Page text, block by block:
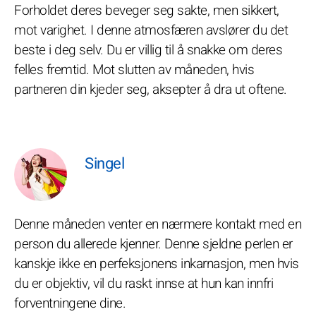
Forholdet deres beveger seg sakte, men sikkert,
mot varighet. I denne atmosfæren avslører du det
beste i deg selv. Du er villig til å snakke om deres
felles fremtid. Mot slutten av måneden, hvis
partneren din kjeder seg, aksepter å dra ut oftene.
Singel
Denne måneden venter en nærmere kontakt med en
person du allerede kjenner. Denne sjeldne perlen er
kanskje ikke en perfeksjonens inkarnasjon, men hvis
du er objektiv, vil du raskt innse at hun kan innfri
forventningene dine.